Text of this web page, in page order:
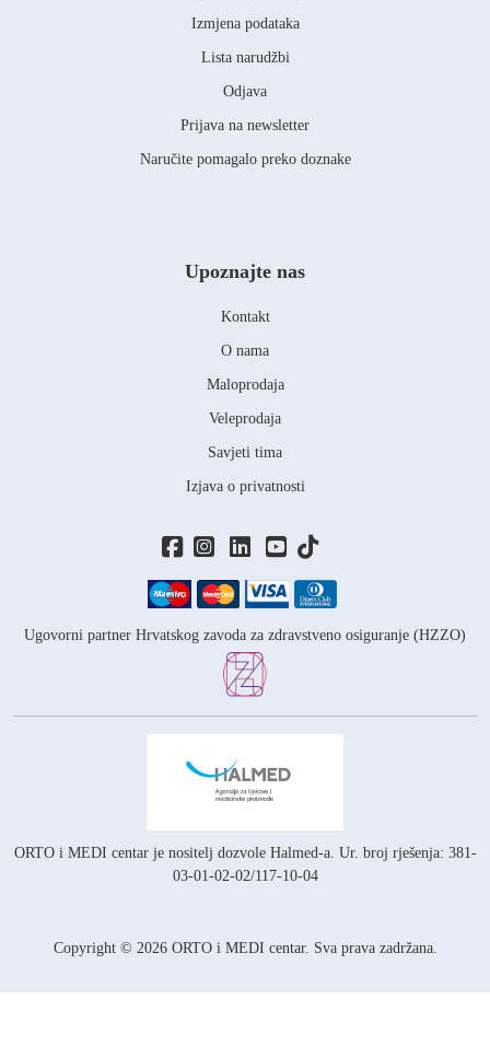
Izmjena podataka
Lista narudžbi
Odjava
Prijava na newsletter
Naručite pomagalo preko doznake
Copyright © 2026 ORTO i MEDI centar. Sva prava zadržana.
Ugovorni partner Hrvatskog zavoda za zdravstveno osiguranje (HZZO)
ORTO i MEDI centar je nositelj dozvole Halmed-a. Ur. broj rješenja: 381-
03-01-02-02/117-10-04
Upoznajte nas
Kontakt
O nama
Maloprodaja
Veleprodaja
Savjeti tima
Izjava o privatnosti